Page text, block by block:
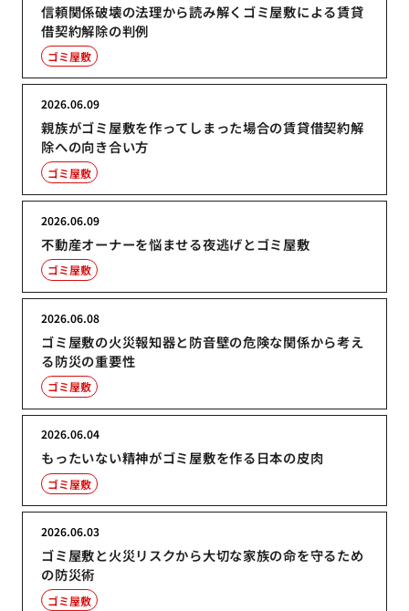
信頼関係破壊の法理から読み解くゴミ屋敷による賃貸
借契約解除の判例
ゴミ屋敷
親族がゴミ屋敷を作ってしまった場合の賃貸借契約解
除への向き合い方
2026.06.09
ゴミ屋敷
不動産オーナーを悩ませる夜逃げとゴミ屋敷
2026.06.09
ゴミ屋敷
ゴミ屋敷の火災報知器と防音壁の危険な関係から考え
る防災の重要性
2026.06.08
ゴミ屋敷
もったいない精神がゴミ屋敷を作る日本の皮肉
2026.06.04
ゴミ屋敷
ゴミ屋敷と火災リスクから大切な家族の命を守るため
の防災術
2026.06.03
ゴミ屋敷